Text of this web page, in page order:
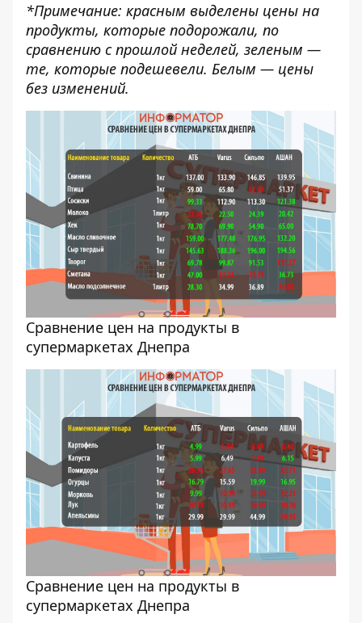
*Примечание: красным выделены цены на
продукты, которые подорожали, по
сравнению спрошлой неделей, зеленым —
те, которые подешевели. Белым — цены
без изменений.
Cравнение цен на продукты в
супермаркетах Днепра
Cравнение цен на продукты в
супермаркетах Днепра